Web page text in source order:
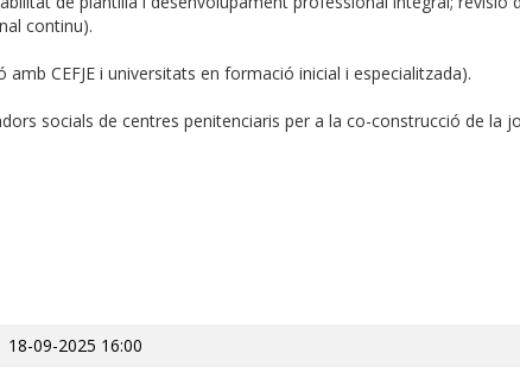
continu).
CEFJE i universitats en formació inicial i especialitzada).
socials de centres penitenciaris per a la co-construcció de la
18-09-2025 16:00